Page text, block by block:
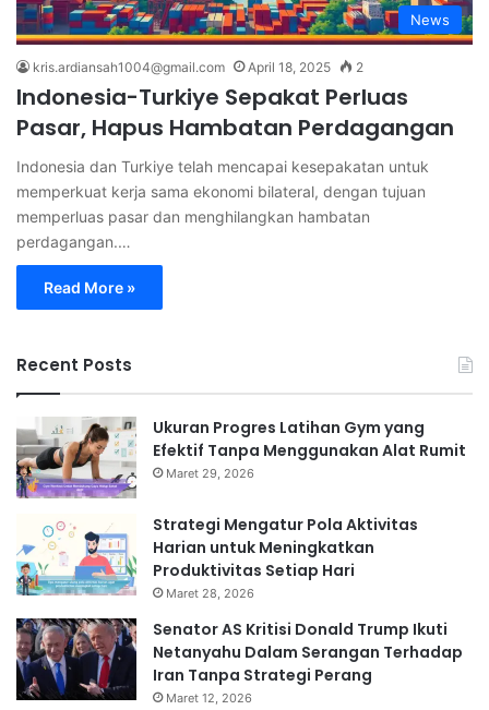
News
kris.ardiansah1004@gmail.com April 18, 2025 2
Indonesia-Turkiye Sepakat Perluas
Pasar, Hapus Hambatan Perdagangan
Indonesia dan Turkiye telah mencapai kesepakatan untuk
memperkuat kerja sama ekonomi bilateral, dengan tujuan
memperluas pasar dan menghilangkan hambatan
perdagangan.…
Read More »
Recent Posts
Ukuran Progres Latihan Gym yang
Efektif Tanpa Menggunakan Alat Rumit
Maret 29, 2026
Strategi Mengatur Pola Aktivitas
Harian untuk Meningkatkan
Produktivitas Setiap Hari
Maret 28, 2026
Senator AS Kritisi Donald Trump Ikuti
Netanyahu Dalam Serangan Terhadap
Iran Tanpa Strategi Perang
Maret 12, 2026